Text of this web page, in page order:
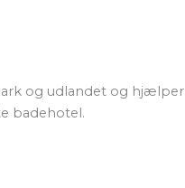
og udlandet og hjælper
badehotel.